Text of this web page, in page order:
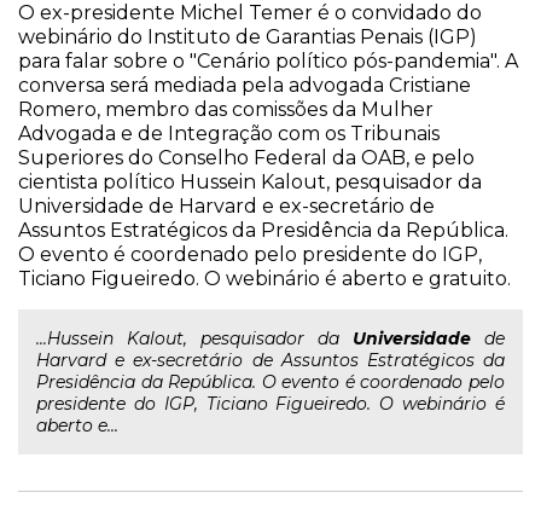
O ex-presidente Michel Temer é o convidado do
webinário do Instituto de Garantias Penais (IGP)
para falar sobre o "Cenário político pós-pandemia". A
conversa será mediada pela advogada Cristiane
Romero, membro das comissões da Mulher
Advogada e de Integração com os Tribunais
Superiores do Conselho Federal da OAB, e pelo
cientista político Hussein Kalout, pesquisador da
Universidade de Harvard e ex-secretário de
Assuntos Estratégicos da Presidência da República.
O evento é coordenado pelo presidente do IGP,
Ticiano Figueiredo. O webinário é aberto e gratuito.
...Hussein Kalout, pesquisador da Universidade de
Harvard e ex-secretário de Assuntos Estratégicos da
Presidência da República. O evento é coordenado pelo
presidente do IGP, Ticiano Figueiredo. O webinário é
aberto e...